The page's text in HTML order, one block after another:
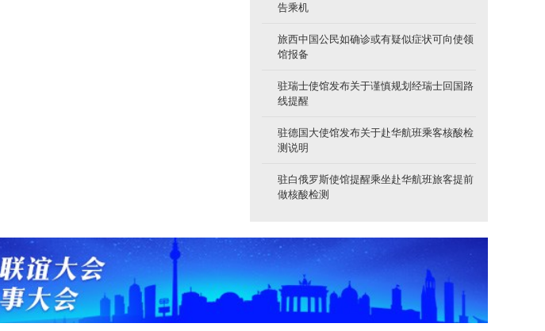
告乘机
旅西中国公民如确诊或有疑似症状可向使领
馆报备
驻瑞士使馆发布关于谨慎规划经瑞士回国路
线提醒
驻德国大使馆发布关于赴华航班乘客核酸检
测说明
驻白俄罗斯使馆提醒乘坐赴华航班旅客提前
做核酸检测